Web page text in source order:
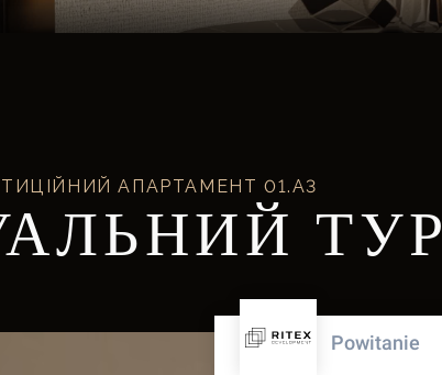
АПАРТАМЕНТ 01.A3
ТУР
Powitanie